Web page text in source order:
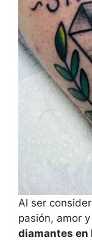
Al ser
pasión, amor
diamantes en